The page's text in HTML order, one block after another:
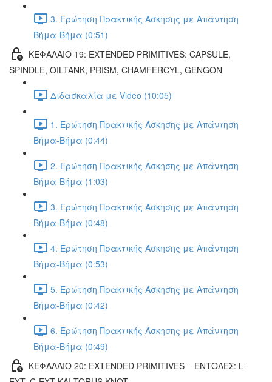
3. Ερώτηση Πρακτικής Άσκησης με Απάντηση
Βήμα-Βήμα (0:51)
ΚΕΦΑΛΑΙΟ 19: EXTENDED PRIMITIVES: CAPSULE,
SPINDLE, OILTANK, PRISM, CHAMFERCYL, GENGON
Διδασκαλία με Video (10:05)
1. Ερώτηση Πρακτικής Άσκησης με Απάντηση
Βήμα-Βήμα (0:44)
2. Ερώτηση Πρακτικής Άσκησης με Απάντηση
Βήμα-Βήμα (1:03)
3. Ερώτηση Πρακτικής Άσκησης με Απάντηση
Βήμα-Βήμα (0:48)
4. Ερώτηση Πρακτικής Άσκησης με Απάντηση
Βήμα-Βήμα (0:53)
5. Ερώτηση Πρακτικής Άσκησης με Απάντηση
Βήμα-Βήμα (0:42)
6. Ερώτηση Πρακτικής Άσκησης με Απάντηση
Βήμα-Βήμα (0:49)
ΚΕΦΑΛΑΙΟ 20: EXTENDED PRIMITIVES – ΕΝΤΟΛΕΣ: L-